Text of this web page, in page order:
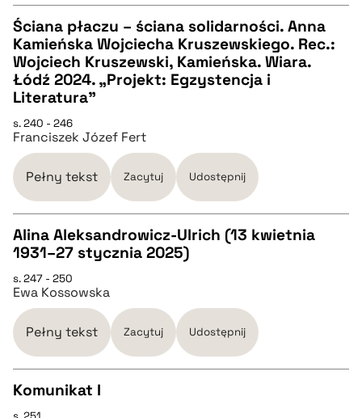
pobierz cytat
CZYSTY TEKST
pobierz cytat
BIBTEX
pobierz cytat
Ściana płaczu – ściana solidarności. Anna
Kamieńska Wojciecha Kruszewskiego. Rec.:
Wojciech Kruszewski, Kamieńska. Wiara.
Łódź 2024. „Projekt: Egzystencja i
Literatura”
s. 240 - 246
Franciszek Józef Fert
Pełny tekst Zacytuj Udostępnij
CZYSTY TEKST
pobierz cytat
BIBTEX
Alina Aleksandrowicz-Ulrich (13 kwietnia
1931–27 stycznia 2025)
s. 247 - 250
Ewa Kossowska
Pełny tekst Zacytuj Udostępnij
Komunikat I